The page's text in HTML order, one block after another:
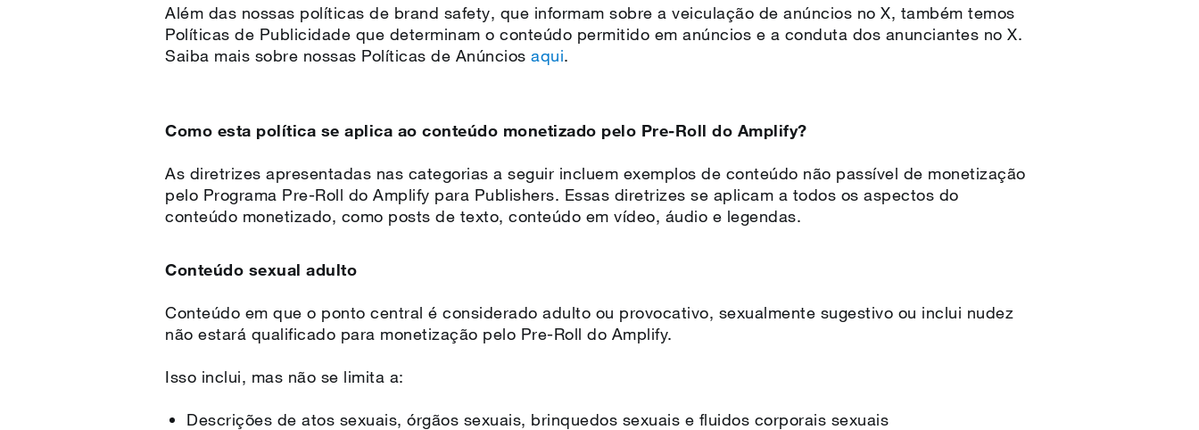
Além das nossas políticas de brand safety, que informam sobre a veiculação de anúncios no X, também temos
Políticas de Publicidade que determinam o conteúdo permitido em anúncios e a conduta dos anunciantes no X.
Saiba mais sobre nossas Políticas de Anúnciosaqui.
Como esta política se aplica ao conteúdo monetizado pelo Pre-Roll do Amplify?
As diretrizes apresentadas nas categorias a seguir incluem exemplos de conteúdo não passível de monetização
pelo Programa Pre-Roll do Amplify para Publishers. Essas diretrizes se aplicam a todos os aspectos do
conteúdo monetizado, como posts de texto, conteúdo em vídeo, áudio e legendas.
Conteúdo sexual adulto
Conteúdo em que o ponto central é considerado adulto ou provocativo, sexualmente sugestivo ou inclui nudez
não estará qualificado para monetização pelo Pre-Roll do Amplify.
Isso inclui, mas não se limita a:
Descrições de atos sexuais, órgãos sexuais, brinquedos sexuais e fluidos corporais sexuais